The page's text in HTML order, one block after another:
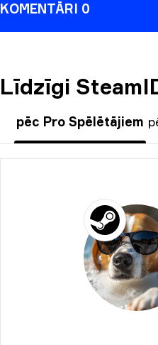
KOMENTĀRI 0
Līdzīgi
pēc Pro Spēlētājiem